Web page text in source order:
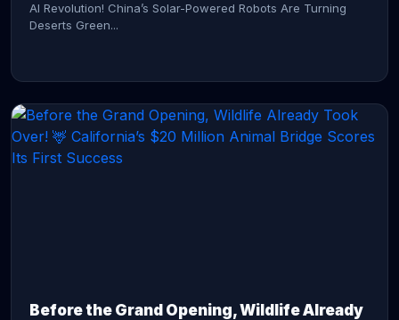
AI Revolution! China’s Solar-Powered Robots Are Turning
Deserts Green...
Before the Grand Opening, Wildlife Already